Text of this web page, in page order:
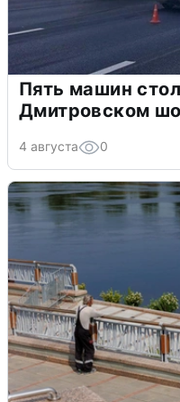
Пять машин
Дмитровском
4 августа 0